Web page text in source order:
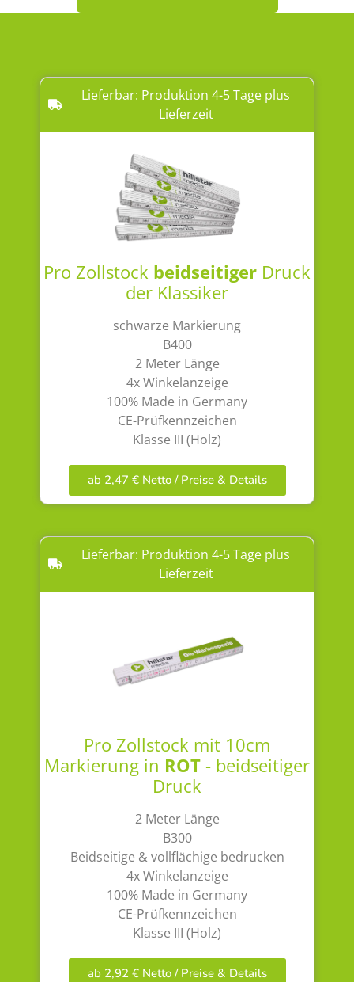
Lieferbar: Produktion 4-5 Tage plus
Lieferzeit
Pro Zollstock beidseitiger Druck
der Klassiker
schwarze Markierung
B400
2 Meter Länge
4x Winkelanzeige
100% Made in Germany
CE-Prüfkennzeichen
Klasse III (Holz)
ab 2,47 € Netto / Preise & Details
Lieferbar: Produktion 4-5 Tage plus
Lieferzeit
Pro Zollstock mit 10cm
Markierung in ROT- beidseitiger
Druck
2 Meter Länge
B300
Beidseitige & vollflächige bedrucken
4x Winkelanzeige
100% Made in Germany
CE-Prüfkennzeichen
Klasse III (Holz)
ab 2,92 € Netto / Preise & Details